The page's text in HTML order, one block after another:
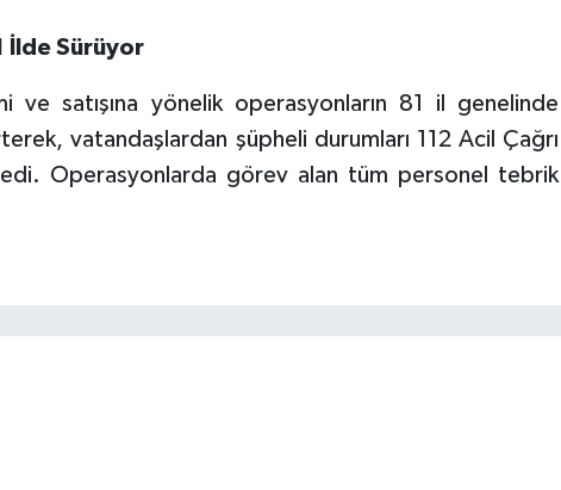
İlde Sürüyor
ve satışına yönelik operasyonların 81 il genelinde
vatandaşlardan şüpheli durumları 112 Acil Çağrı
Operasyonlarda görev alan tüm personel tebrik